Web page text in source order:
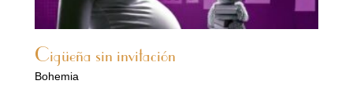
Cigüeña sin invitación
Bohemia